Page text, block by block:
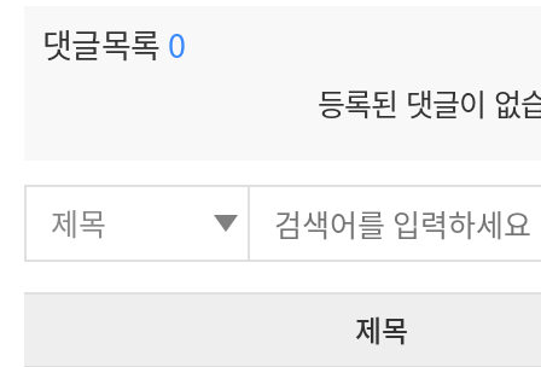
댓글목록 0
등록된 댓글이 없
제목